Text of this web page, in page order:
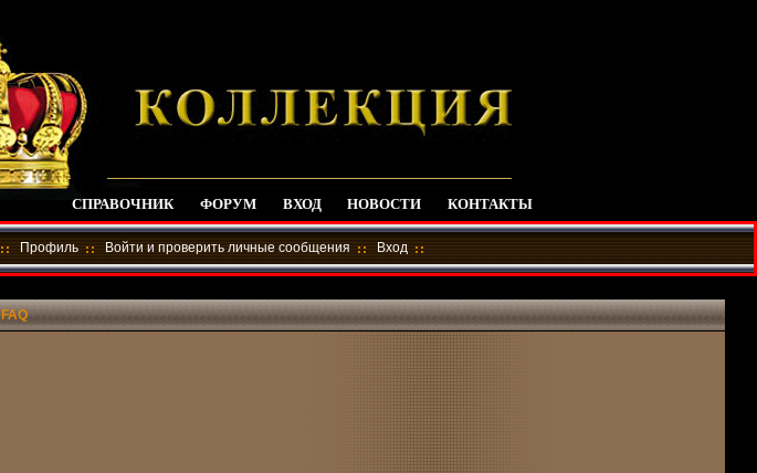
СПРАВОЧНИК ФОРУМ ВХОД НОВОСТИ КОНТАКТЫ
Профиль Войти и проверить личные сообщения Вход
FAQ